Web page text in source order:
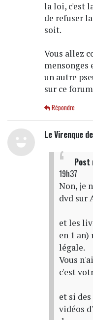
la loi, c'est
de refuser
soit.
Vous allez
mensonges
un autre
sur ce
Répondre
Le Virenque
Post
19h37
Non, je
dvd sur
et les
en 1
légale.
Vous
c'est
et si
vidéos